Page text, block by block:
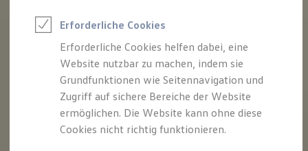
Digitaler Marktplatz
Kauf & Finanzierung
Online-Fahrzeugbewertung
Aktionen & Angebote
E-Auto-Förderung
Für Privatkunden
Für Gewerbekunden
Profi Paket
TopDeal
Erforderliche Cookies
Erforderliche Cookies helfen dabei, eine
Website nutzbar zu machen, indem sie
Grundfunktionen wie Seitennavigation und
Zugriff auf sichere Bereiche der Website
ermöglichen. Die Website kann ohne diese
Cookies nicht richtig funktionieren.